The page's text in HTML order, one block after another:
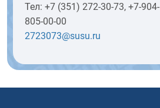
Тел: +7 (351) 272-30-73, +7-904-
805-00-00
2723073@susu.ru